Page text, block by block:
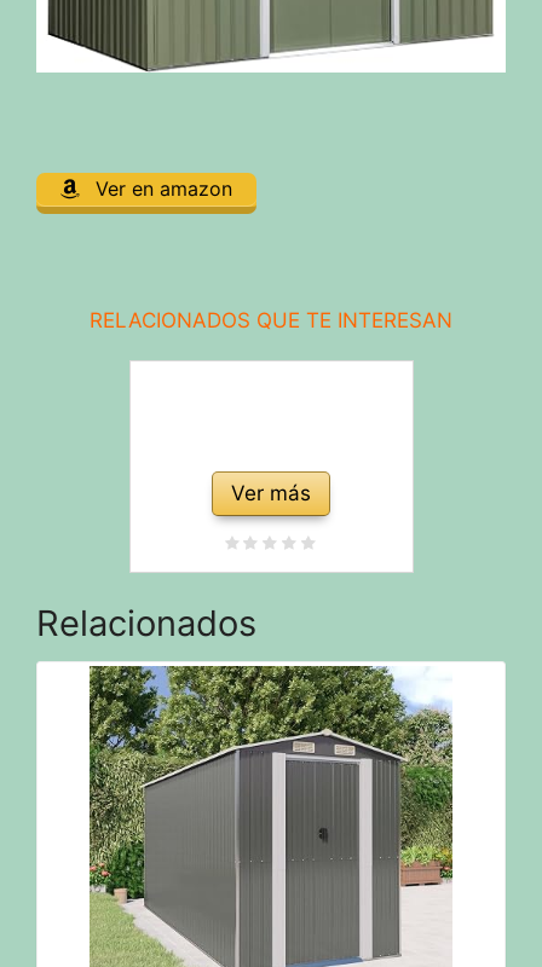
Ver en amazon
RELACIONADOS QUE TE INTERESAN
Ver más
Relacionados